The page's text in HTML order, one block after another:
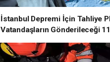
İstanbul Depremi İçin Tahliye
Vatandaşların Gönderileceği